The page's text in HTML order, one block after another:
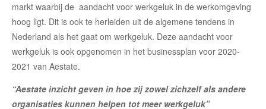
markt waarbij de aandacht voor werkgeluk in de werkomgeving
hoog ligt. Dit is ook te herleiden uit de algemene tendens in
Nederland als het gaat om werkgeluk. Deze aandacht voor
werkgeluk is ook opgenomen in het businessplan voor 2020-
2021 van Aestate.
“Aestate inzicht geven in hoe zij zowel zichzelf als andere
organisaties kunnen helpen tot meer werkgeluk”